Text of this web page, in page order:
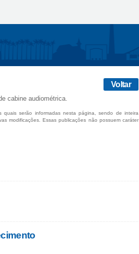
Voltar
cabine audiométrica.
serão informadas nesta página, sendo de inteira
modificações. Essas publicações não possuem caráter